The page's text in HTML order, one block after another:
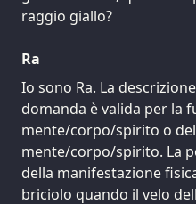
raggio giallo?
Ra
Io sono Ra. La
domanda è valida per la
mente/corpo/spirito o
mente/corpo/spirito. La
della manifestazione
briciolo quando il velo